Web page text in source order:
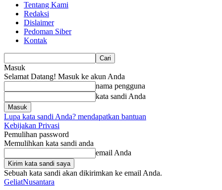
Tentang Kami
Redaksi
Dislaimer
Pedoman Siber
Kontak
Masuk
Selamat Datang! Masuk ke akun Anda
nama pengguna
kata sandi Anda
Lupa kata sandi Anda? mendapatkan bantuan
Kebijakan Privasi
Pemulihan password
Memulihkan kata sandi anda
email Anda
Sebuah kata sandi akan dikirimkan ke email Anda.
GeliatNusantara